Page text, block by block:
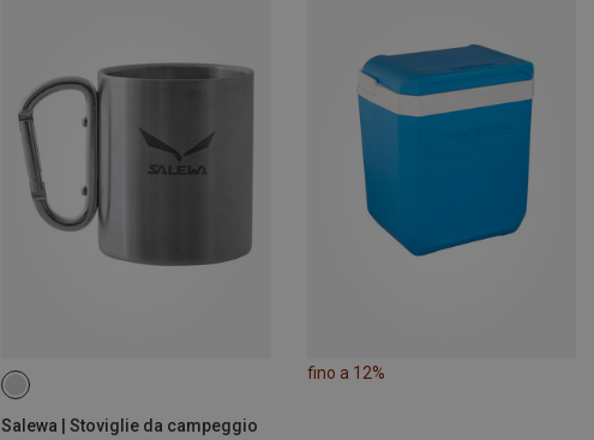
Salewa | Stoviglie da campeggio
fino a 12%